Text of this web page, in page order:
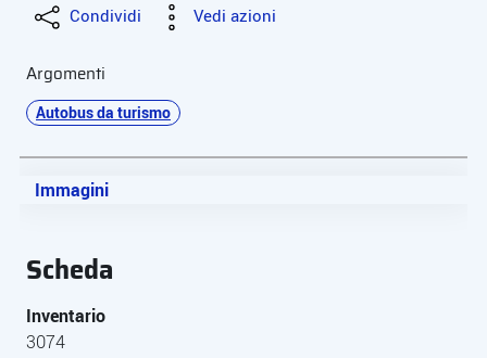
Condividi Vedi azioni
Argomenti
Autobus da turismo
Scheda
Inventario
3074
Immagini